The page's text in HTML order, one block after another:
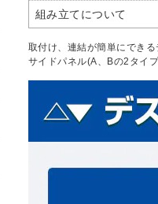
組み立てについて
取付け、連結が簡単にでき
サイドパネル(A、Bの2タイ